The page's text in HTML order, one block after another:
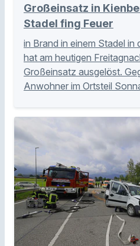
Großeinsatz in
Stadel fing Feuer
in Brand in einem Stadel in
hat am heutigen
Großeinsatz ausgelöst.
Anwohner im Ortsteil